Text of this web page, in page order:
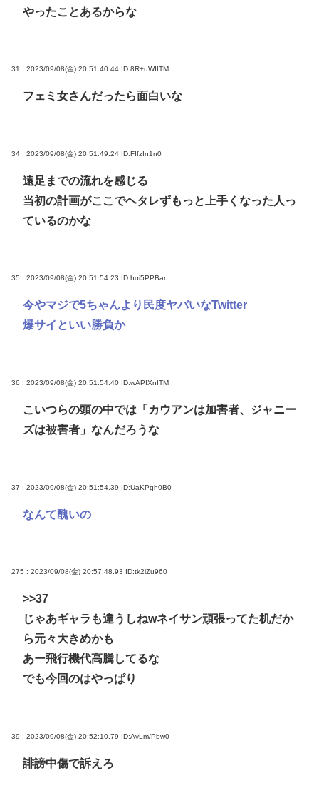
やったことあるからな
31 : 2023/09/08(金) 20:51:40.44 ID:8R+uWIITM
フェミ女さんだったら面白いな
34 : 2023/09/08(金) 20:51:49.24 ID:FIfzIn1n0
遠足までの流れを感じる
当初の計画がここでヘタレずもっと上手くなった人っ
ているのかな
35 : 2023/09/08(金) 20:51:54.23 ID:hoi5PPBar
今やマジで5ちゃんより民度ヤバいなTwitter
爆サイといい勝負か
36 : 2023/09/08(金) 20:51:54.40 ID:wAPIXnITM
こいつらの頭の中では「カウアンは加害者、ジャニー
ズは被害者」なんだろうな
37 : 2023/09/08(金) 20:51:54.39 ID:UaKPgh0B0
なんて醜いの
275 : 2023/09/08(金) 20:57:48.93 ID:tk2lZu960
>>37
じゃあギャラも違うしねwネイサン頑張ってた机だか
ら元々大きめかも
あー飛行機代高騰してるな
でも今回のはやっぱり
39 : 2023/09/08(金) 20:52:10.79 ID:AvLm/Pbw0
誹謗中傷で訴えろ